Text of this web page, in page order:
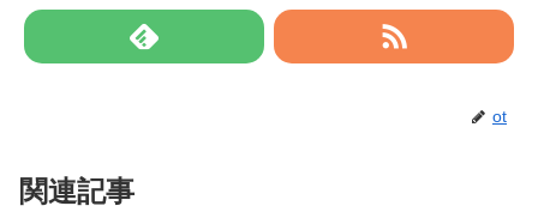
ot
関連記事